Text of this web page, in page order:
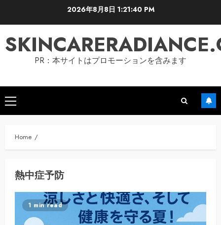
2026年8月8日1:21:41 PM
PR：本サイトはプロモーションを含みます
Primary
Menu
Home
熱中症予防
1 min read